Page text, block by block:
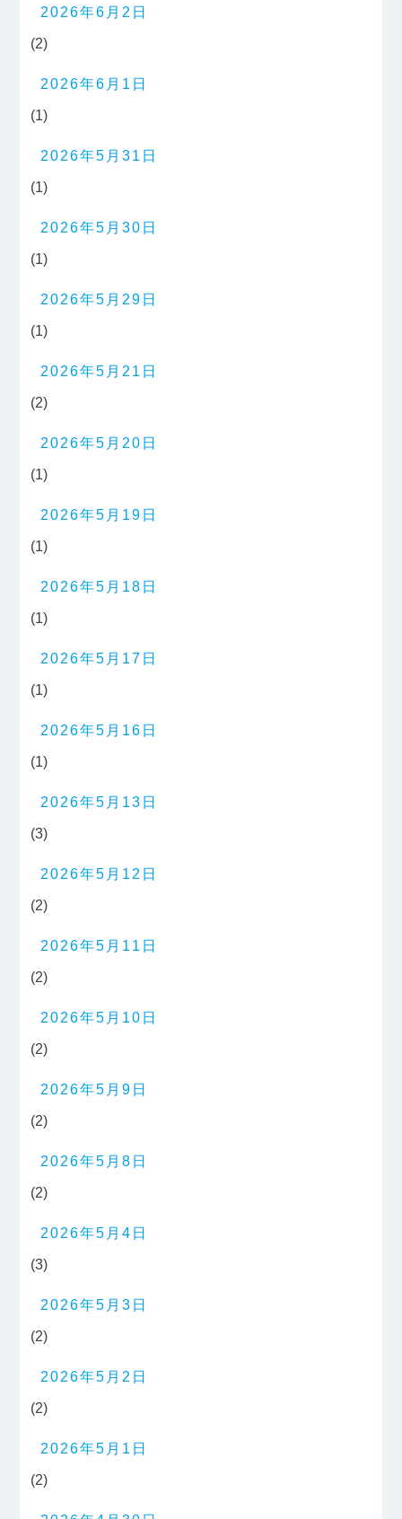
2026年6月2日
(2)
2026年6月1日
(1)
2026年5月31日
(1)
2026年5月30日
(1)
2026年5月29日
(1)
2026年5月21日
(2)
2026年5月20日
(1)
2026年5月19日
(1)
2026年5月18日
(1)
2026年5月17日
(1)
2026年5月16日
(1)
2026年5月13日
(3)
2026年5月12日
(2)
2026年5月11日
(2)
2026年5月10日
(2)
2026年5月9日
(2)
2026年5月8日
(2)
2026年5月4日
(3)
2026年5月3日
(2)
2026年5月2日
(2)
2026年5月1日
(2)